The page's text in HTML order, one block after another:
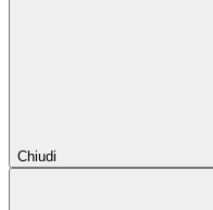
Chiudi